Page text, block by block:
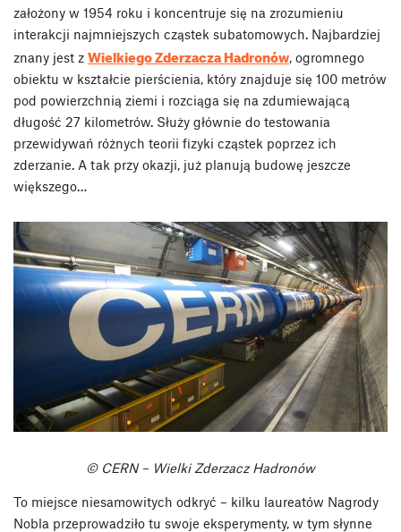
założony w 1954 roku i koncentruje się na zrozumieniu
interakcji najmniejszych cząstek subatomowych. Najbardziej
znany jest z Wielkiego Zderzacza Hadronów, ogromnego
obiektu w kształcie pierścienia, który znajduje się 100 metrów
pod powierzchnią ziemi i rozciąga się na zdumiewającą
długość 27 kilometrów. Służy głównie do testowania
przewidywań różnych teorii fizyki cząstek poprzez ich
zderzanie. A tak przy okazji, już planują budowę jeszcze
większego…
© CERN – Wielki Zderzacz Hadronów
To miejsce niesamowitych odkryć – kilku laureatów Nagrody
Nobla przeprowadziło tu swoje eksperymenty, w tym słynne